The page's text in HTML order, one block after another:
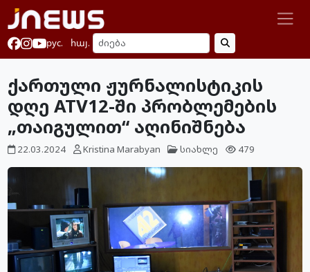
рус. հայ.
ქართული ჟურნალისტიკის
დღე ATV12-ში პრობლემების
„თაიგულით“ აღინიშნება
22.03.2024 Kristina Marabyan სიახლე 479